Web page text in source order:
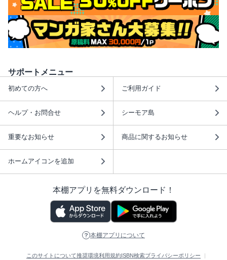
サポートメニュー
初めての方へ ご利用ガイド
ヘルプ・お問合せ シーモア島
重要なお知らせ 商品に関するお知らせ
ホームアイコンを追加
本棚アプリを無料ダウンロード！
本棚アプリについて
このサイトについて推奨環境利用規約 ISBN検索プライバシーポリシー